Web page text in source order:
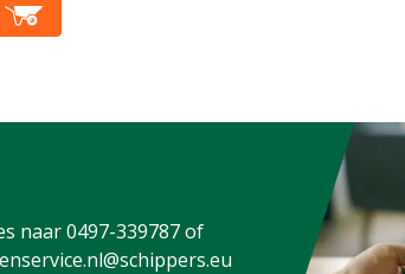
naar0497-339787of